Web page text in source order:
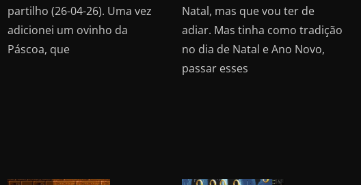
partilho (26-04-26). Uma vez
adicionei um ovinho da
Páscoa, que
Natal, mas que vou ter de
adiar. Mas tinha como tradição
no dia de Natal e Ano Novo,
passar esses